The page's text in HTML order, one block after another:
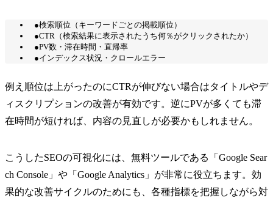
●検索順位（キーワードごとの掲載順位）
●CTR（検索結果に表示されたうち何％がクリックされたか）
●PV数・滞在時間・直帰率
●インデックス状況・クロールエラー
例え順位は上がったのにCTRが伸びない場合はタイトルやデ
ィスクリプションの改善が有効です。逆にPVが多くても滞
在時間が短ければ、内容の見直しが必要かもしれません。
こうしたSEOの可視化には、無料ツールである「Google Sear
ch Console」や「Google Analytics」が非常に役立ちます。効
果的な改善サイクルのためにも、各種指標を把握しながら対